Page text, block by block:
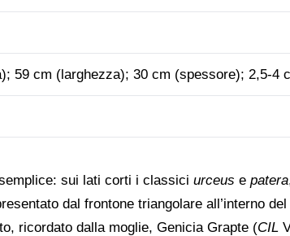
59 cm (larghezza); 30 cm (spessore); 2,5-4
semplice: sui lati corti i classiciurceus epatera
dal frontone triangolare all’interno
ricordato dalla moglie, Genicia Grapte (CIL